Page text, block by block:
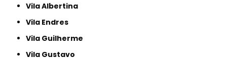
Vila Albertina
Vila Endres
Vila Guilherme
Vila Gustavo